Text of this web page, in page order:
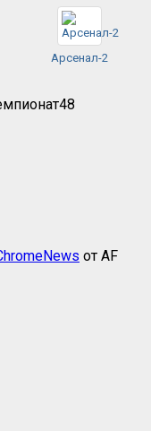
Арсенал-2
от AF